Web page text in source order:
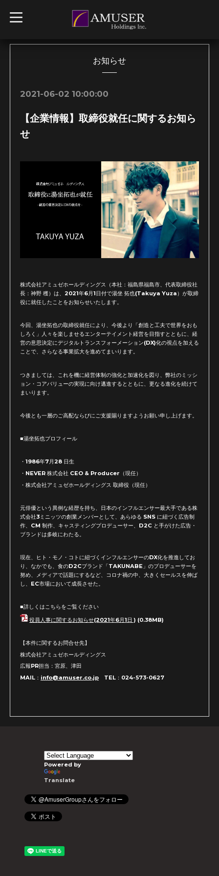
t
o
l
お知らせ
2021-06-02 10:00:00
【企業情報】取締役就任に関するお知ら
せ
株式会社アミュゼホールディングス（本社：福島県福島市、代表取締役社
長：神野 穫）は、2021年6月1日付で湯坐 拓也(Takuya Yuza）が取締
役に就任したことをお知らせいたします。
今回、湯坐拓也の取締役就任により、今後より「創造と工夫で世界をおも
しろく」人々を楽しませるエンターテイメント経営を目指すとともに、経
営の意思決定にデジタルトランスフォーメーション(DX)化の視点を加える
ことで、さらなる事業拡大を進めてまいります。
つきましては、これを機に経営体制の強化と加速化を図り、弊社のミッシ
ョン・コアバリューの実現に向け邁進するとともに、更なる進化を続けて
まいります。
今後とも一層のご高配ならびにご支援賜りますようお願い申し上げます。
■湯坐拓也プロフィール
・1986年7月28 日生
・NEVER 株式会社 CEO & Producer（現任）
・株式会社アミュゼホールディングス 取締役（現任）
元俳優という異例な経歴を持ち、日本のインフルエンサー最大手である株
式会社3ミニッツの創業メンバーとして、あらゆる SNS に紐づく広告制
作、CM 制作、キャスティングプロデューサー、D2C と手がけた広告・
ブランドは多岐にわたる。
現在、ヒト・モノ・コトに紐づくインフルエンサーのDX化を推進してお
り、なかでも、食のD2Cブランド「TAKUNABE」のプロデューサーを
努め、メディアで話題にするなど、コロナ禍の中、大きくセールスを伸ば
し、EC市場において成長させた。
■詳しくはこちらをご覧ください
役員人事に関するお知らせ(2021年6月1日 ) (0.38MB)
【本件に関するお問合せ先】
株式会社アミュゼホールディングス
広報PR担当：宮原、津田
MAIL： info@amuser.co.jp TEL：024-573-0627
Powered by
Translate